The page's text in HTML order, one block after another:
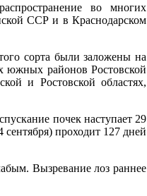
во многих
ССР и в Краснодарском
сорта были заложены на
южных районов Ростовской
и Ростовской областях,
почек наступает 29
сентября) проходит 127 дней
Вызревание лоз раннее